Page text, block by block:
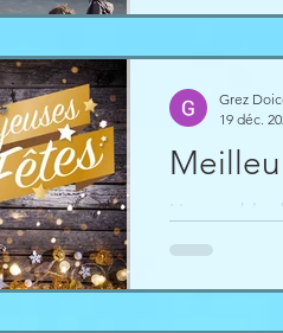
L'ensemble
fêtes de fin
Grez
19 déc.